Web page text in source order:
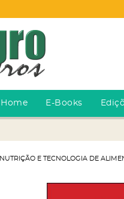
Home E-Books
NUTRIÇÃO E TECNOLOGIA DE